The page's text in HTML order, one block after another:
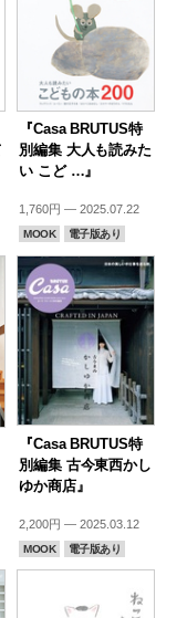
『Casa BRUTUS特
別編集 大人も読みた
い こど …』
1,760円 — 2025.07.22
MOOK 電子版あり
『Casa BRUTUS特
別編集 古今東西かし
ゆか商店』
2,200円 — 2025.03.12
MOOK 電子版あり